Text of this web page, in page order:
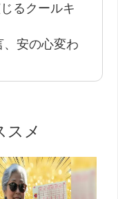
るクールキ
安の心変わ
スメ